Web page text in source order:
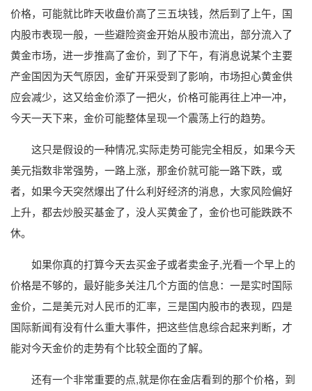
价格，可能就比昨天收盘价高了三五块钱，然后到了上午，国
内股市表现一般，一些避险资金开始从股市流出，部分流入了
黄金市场，进一步推高了金价，到了下午，有消息说某个主要
产金国因为天气原因，金矿开采受到了影响，市场担心黄金供
应会减少，这又给金价添了一把火，价格可能再往上冲一冲，
今天一天下来，金价可能整体呈现一个震荡上行的趋势。
这只是假设的一种情况,实际走势可能完全相反，如果今天
美元指数非常强势，一路上涨，那金价就可能一路下跌，或
者，如果今天突然爆出了什么利好经济的消息，大家风险偏好
上升，都去炒股买基金了，没人买黄金了，金价也可能跌跌不
休。
如果你真的打算今天去买金子或者卖金子,光看一个早上的
价格是不够的，最好能多关注几个方面的信息：一是实时国际
金价，二是美元对人民币的汇率，三是国内股市的表现，四是
国际新闻有没有什么重大事件，把这些信息综合起来判断，才
能对今天金价的走势有个比较全面的了解。
还有一个非常重要的点,就是你在金店看到的那个价格，到